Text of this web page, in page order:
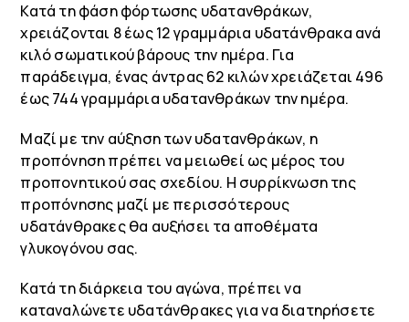
Κατά τη φάση φόρτωσης υδατανθράκων,
χρειάζονται 8 έως 12 γραμμάρια υδατάνθρακα ανά
κιλό σωματικού βάρους την ημέρα. Για
παράδειγμα, ένας άντρας 62 κιλών χρειάζεται 496
έως 744 γραμμάρια υδατανθράκων την ημέρα.
Μαζί με την αύξηση των υδατανθράκων, η
προπόνηση πρέπει να μειωθεί ως μέρος του
προπονητικού σας σχεδίου. Η συρρίκνωση της
προπόνησης μαζί με περισσότερους
υδατάνθρακες θα αυξήσει τα αποθέματα
γλυκογόνου σας.
Κατά τη διάρκεια του αγώνα, πρέπει να
καταναλώνετε υδατάνθρακες για να διατηρήσετε